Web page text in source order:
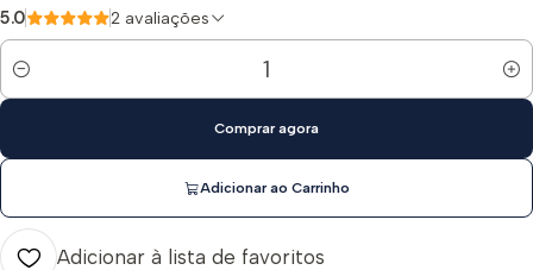
5.0 2 avaliações
Quantidade
Adicionar ao Carrinho
Comprar agora
Adicionar à lista de favoritos